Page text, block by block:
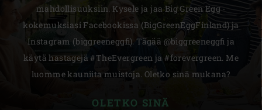
mahdollisuuksiin. Kysele ja jaa Big Green Egg -
kokemuksiasi Facebookissa (BigGreenEggFinland) ja
Instagram (biggreeneggfi). Tägää @biggreeneggfi ja
käytä hastagejä #TheEvergreen ja #forevergreen. Me
luomme kauniita muistoja. Oletko sinä mukana?
OLETKO SINÄ